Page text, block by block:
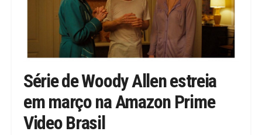
Série de Woody Allen estreia
em março na Amazon Prime
Video Brasil